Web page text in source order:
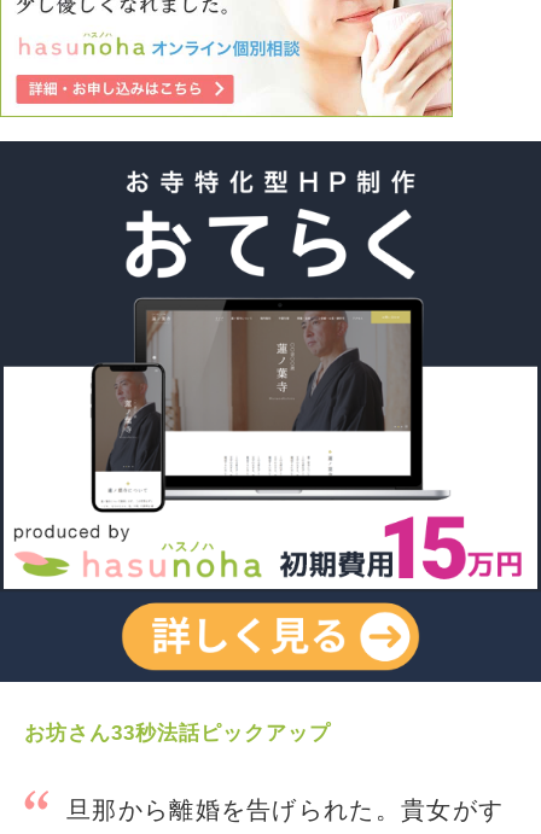
お坊さん33秒法話ピックアップ
旦那から離婚を告げられた。貴女がす